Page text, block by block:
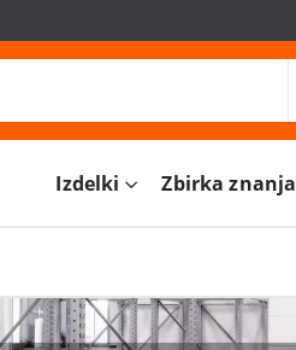
Izdelki Zbirka znanja